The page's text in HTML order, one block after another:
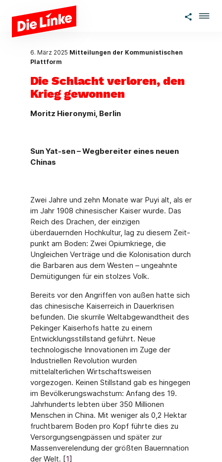
Zum Hauptinhalt springen
6. März 2025 Mitteilungen der Kommunistischen
Plattform
Die Schlacht verloren, den
Krieg gewonnen
Moritz Hieronymi, Berlin
Sun Yat-sen – Wegbereiter eines neuen
Chinas
Zwei Jahre und zehn Monate war Puyi alt, als er
im Jahr 1908 chinesischer Kaiser wur­de. Das
Reich des Drachen, der einzigen
überdauernden Hochkultur, lag zu diesem Zeit­
punkt am Boden: Zwei Opiumkriege, die
Ungleichen Verträge und die Kolonisation durch
die Barbaren aus dem Westen – ungeahnte
Demütigungen für ein stolzes Volk.
Bereits vor den Angriffen von außen hatte sich
das chinesische Kaiserreich in Dauerkri­sen
befunden. Die skurrile Weltabgewandtheit des
Pekinger Kaiserhofs hatte zu einem
Entwicklungsstillstand geführt. Neue
technologische Innovationen im Zuge der
Industri­ellen Revolution wurden
mittelalterlichen Wirtschaftsweisen
vorgezogen. Keinen Still­stand gab es hingegen
im Bevölkerungswachstum: Anfang des 19.
Jahrhunderts lebten über 350 Millionen
Menschen in China. Mit weniger als 0,2 Hektar
fruchtbarem Boden pro Kopf führte dies zu
Versorgungsengpässen und später zur
Massenverelendung der größten Bauernnation
der Welt. [1]